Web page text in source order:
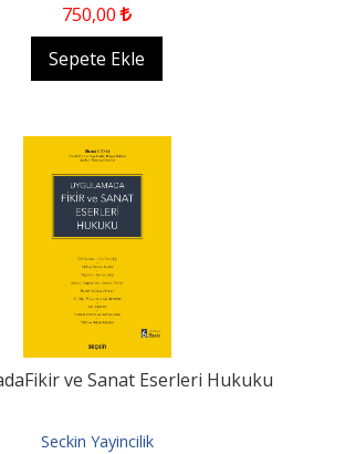
750,00
Sepete Ekle
ve Sanat Eserleri Hukuku
Seckin Yayincilik